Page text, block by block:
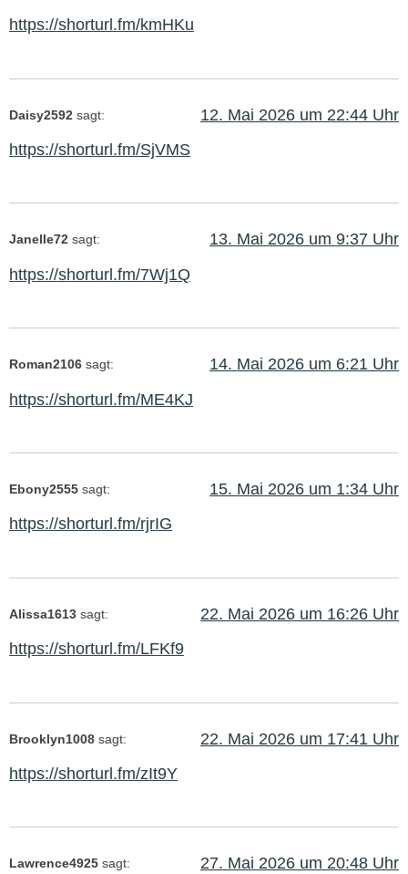
https://shorturl.fm/kmHKu
Daisy2592 sagt:
12. Mai 2026 um 22:44 Uhr
https://shorturl.fm/SjVMS
Janelle72 sagt:
13. Mai 2026 um 9:37 Uhr
https://shorturl.fm/7Wj1Q
Roman2106 sagt:
14. Mai 2026 um 6:21 Uhr
https://shorturl.fm/ME4KJ
Ebony2555 sagt:
15. Mai 2026 um 1:34 Uhr
https://shorturl.fm/rjrIG
Alissa1613 sagt:
22. Mai 2026 um 16:26 Uhr
https://shorturl.fm/LFKf9
Brooklyn1008 sagt:
22. Mai 2026 um 17:41 Uhr
https://shorturl.fm/zIt9Y
Lawrence4925 sagt:
27. Mai 2026 um 20:48 Uhr